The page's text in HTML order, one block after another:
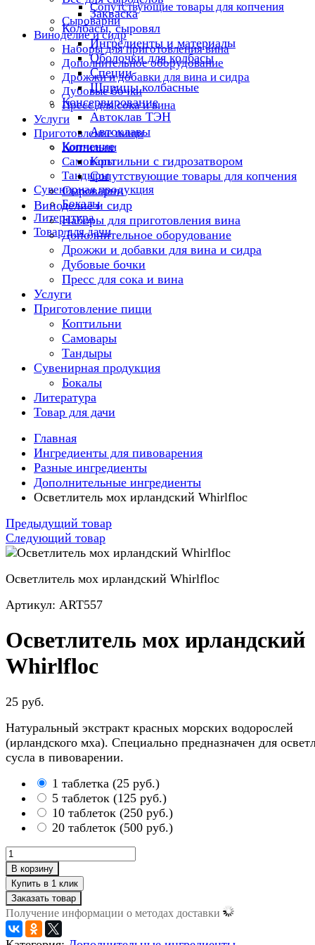
Сопутствующие товары для копчения
Сыроварни
Виноделие и сидр
Наборы для приготовления вина
Дополнительное оборудование
Дрожжи и добавки для вина и сидра
Дубовые бочки
Пресс для сока и вина
Услуги
Приготовление пищи
Коптильни
Самовары
Тандыры
Сувенирная продукция
Бокалы
Литература
Товар для дачи
Закваска
Колбасы, сыровял
Ингредиенты и материалы
Оболочки для колбасы
Специи
Шприцы колбасные
Консервирование
Автоклав ТЭН
Автоклавы
Копчение
Коптильни с гидрозатвором
Сопутствующие товары для копчения
Сыроварни
Виноделие и сидр
Наборы для приготовления вина
Дополнительное оборудование
Дрожжи и добавки для вина и сидра
Дубовые бочки
Пресс для сока и вина
Услуги
Приготовление пищи
Коптильни
Самовары
Тандыры
Сувенирная продукция
Бокалы
Литература
Товар для дачи
Главная
Ингредиенты для пивоварения
Разные ингредиенты
Дополнительные ингредиенты
Осветлитель мох ирландский Whirlfloc
Предыдущий товар
Следующий товар
Осветлитель мох ирландский Whirlfloc
Артикул: ART557
Осветлитель мох ирландский
Whirlfloc
25 руб.
Натуральный экстракт красных морских водорослей
(ирландского мха). Специально предназначен для
сусла в пивоварении.
1 таблетка (25 руб.)
5 таблеток (125 руб.)
10 таблеток (250 руб.)
20 таблеток (500 руб.)
В корзину
Заказать товар
Получение информации о методах доставки